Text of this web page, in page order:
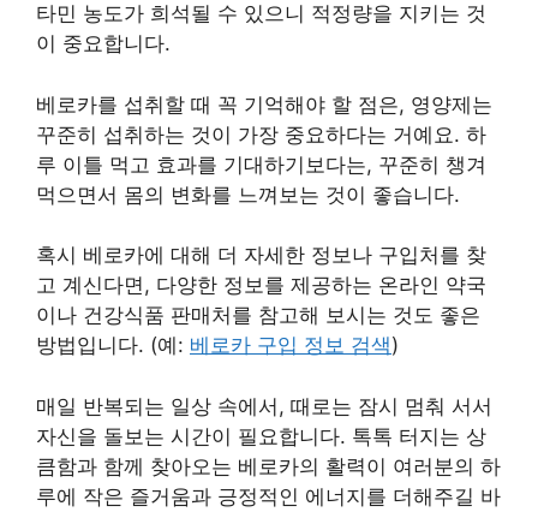
타민 농도가 희석될 수 있으니 적정량을 지키는 것
이 중요합니다.
베로카를 섭취할 때 꼭 기억해야 할 점은, 영양제는
꾸준히 섭취하는 것이 가장 중요하다는 거예요. 하
루 이틀 먹고 효과를 기대하기보다는, 꾸준히 챙겨
먹으면서 몸의 변화를 느껴보는 것이 좋습니다.
혹시 베로카에 대해 더 자세한 정보나 구입처를 찾
고 계신다면, 다양한 정보를 제공하는 온라인 약국
이나 건강식품 판매처를 참고해 보시는 것도 좋은
방법입니다. (예: 베로카 구입 정보 검색)
매일 반복되는 일상 속에서, 때로는 잠시 멈춰 서서
자신을 돌보는 시간이 필요합니다. 톡톡 터지는 상
큼함과 함께 찾아오는 베로카의 활력이 여러분의 하
루에 작은 즐거움과 긍정적인 에너지를 더해주길 바